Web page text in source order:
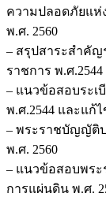
ความปลอดภัยแห่
พ.ศ. 2560
– สรุปสาระสำคัญ
ราชการ พ.ศ
– แนวข้อสอบระเ
พ.ศ.2544 และแก้
– พระราชบัญญัติ
พ.ศ. 2560
– แนวข้อสอบพร
การแผ่นดิน พ.ศ.